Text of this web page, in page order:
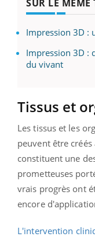
SUR LE MÊME
Impression 3D :
Impression 3D :
du vivant
Tissus et
Les tissus et les
peuvent être
constituent une
prometteuses
vrais progrès ont
encore
L'intervention